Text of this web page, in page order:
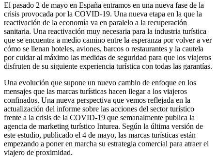
El pasado 2 de mayo en España entramos en una nueva fase de la
crisis provocada por la COVID-19. Una nueva etapa en la que la
reactivación de la economía va en paralelo a la recuperación
sanitaria. Una reactivación muy necesaria para la industria turística
que se encuentra a medio camino entre la esperanza por volver a ver
cómo se llenan hoteles, aviones, barcos o restaurantes y la cautela
por cuidar al máximo las medidas de seguridad para que los viajeros
disfruten de su siguiente experiencia turística con todas las garantías.
Una evolución que supone un nuevo cambio de enfoque en los
mensajes que las marcas turísticas hacen llegar a los viajeros
confinados. Una nueva perspectiva que vemos reflejada en la
actualización del informe sobre las acciones del sector turístico
frente a la crisis de la COVID-19 que semanalmente publica la
agencia de marketing turístico Inturea. Según la última versión de
este estudio, publicado el 4 de mayo, las marcas turísticas están
empezando a poner en marcha su estrategia comercial para atraer el
viajero de proximidad.